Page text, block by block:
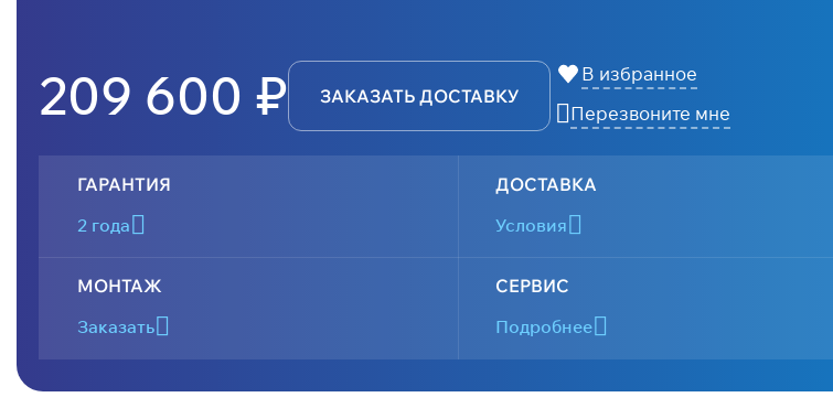
209 600 ₽ ЗАКАЗАТЬ ДОСТАВКУ
В избранное
Перезвоните мне
ГАРАНТИЯ
2 года
ДОСТАВКА
Условия
МОНТАЖ
Заказать
СЕРВИС
Подробнее